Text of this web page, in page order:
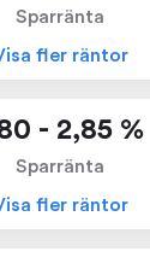
Sparränta
fler räntor
- 2,85 %
Sparränta
fler räntor